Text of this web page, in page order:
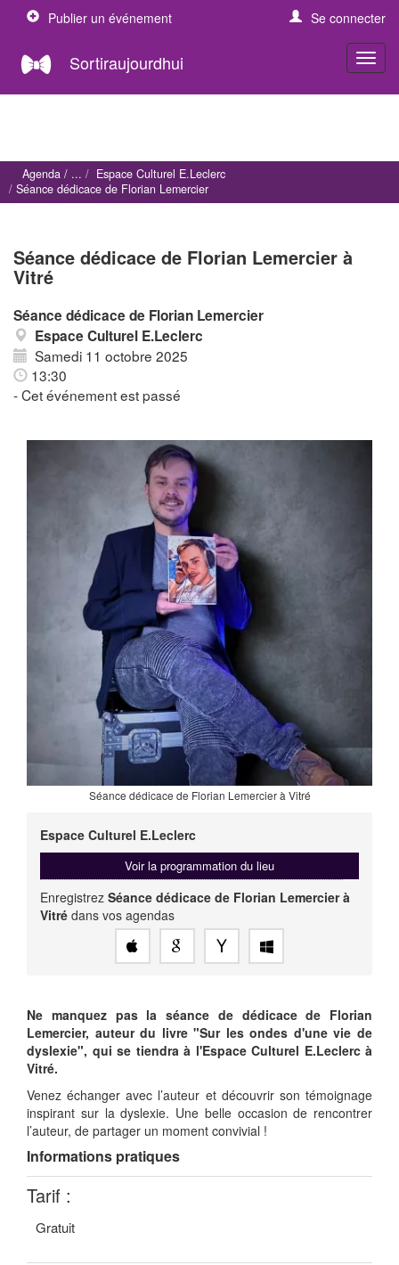
Publier un événement Se connecter
Sortiraujourdhui
Agenda
Espace Culturel E.Leclerc
Séance dédicace de Florian Lemercier
Séance dédicace de Florian Lemercier à
Vitré
Séance dédicace de Florian Lemercier
Espace Culturel E.Leclerc
Samedi 11 octobre 2025
13:30
- Cet événement est passé
Séance dédicace de Florian Lemercier à Vitré
Espace Culturel E.Leclerc
Voir la programmation du lieu
Enregistrez Séance dédicace de Florian Lemercier à
Vitré dans vos agendas
Ne manquez pas la séance de dédicace de Florian
Lemercier, auteur du livre "Sur les ondes d'une vie de
dyslexie", qui se tiendra à l'Espace Culturel E.Leclerc à
Vitré.
Venez échanger avec l’auteur et découvrir son témoignage
inspirant sur la dyslexie. Une belle occasion de rencontrer
l’auteur, de partager un moment convivial !
Informations pratiques
Tarif :
Gratuit